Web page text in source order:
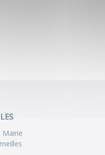
Mairie